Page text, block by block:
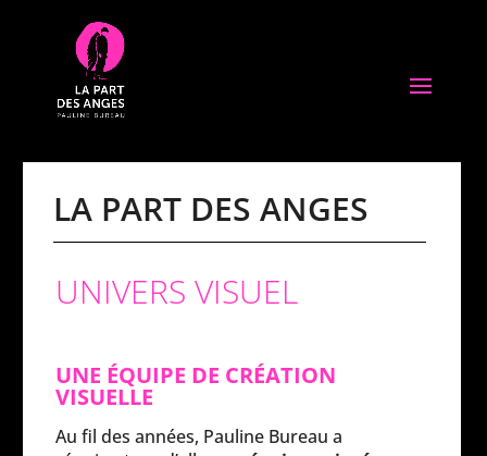
LA PART DES ANGES
UNIVERS VISUEL
UNE ÉQUIPE DE CRÉATION
VISUELLE
Au fil des années, Pauline Bureau a